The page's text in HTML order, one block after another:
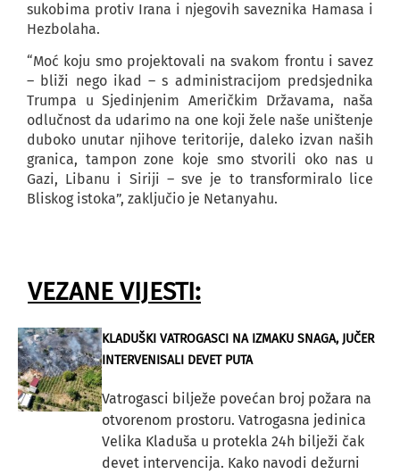
sukobima protiv Irana i njegovih saveznika Hamasa i
Hezbolaha.
“Moć koju smo projektovali na svakom frontu i savez
– bliži nego ikad – s administracijom predsjednika
Trumpa u Sjedinjenim Američkim Državama, naša
odlučnost da udarimo na one koji žele naše uništenje
duboko unutar njihove teritorije, daleko izvan naših
granica, tampon zone koje smo stvorili oko nas u
Gazi, Libanu i Siriji – sve je to transformiralo lice
Bliskog istoka”, zaključio je Netanyahu.
VEZANE VIJESTI:
KLADUŠKI VATROGASCI NA IZMAKU SNAGA, JUČER
INTERVENISALI DEVET PUTA
Vatrogasci bilježe povećan broj požara na
otvorenom prostoru. Vatrogasna jedinica
Velika Kladuša u protekla 24h bilježi čak
devet intervencija. Kako navodi dežurni